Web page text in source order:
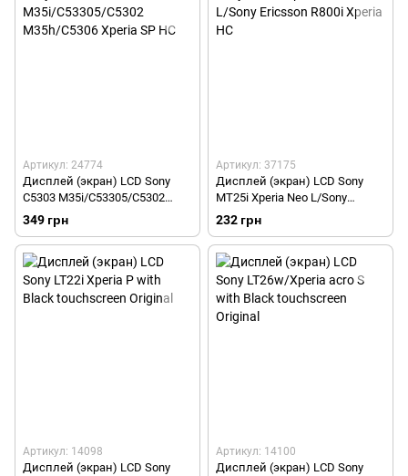
Артикул: 24774
Дисплей (экран) LCD Sony
C5303 M35i/C53305/C5302
M35h/C5306 Xperia SP HC
349 грн
Артикул: 37175
Дисплей (экран) LCD Sony
MT25i Xperia Neo L/Sony
Ericsson R800i Xperia HC
232 грн
Артикул: 14098
Дисплей (экран) LCD Sony
Артикул: 14100
Дисплей (экран) LCD Sony